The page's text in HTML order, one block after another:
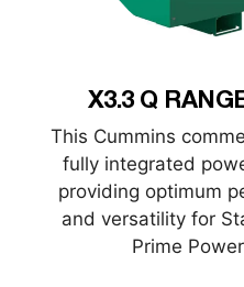
X3.3 Q
This Cummins
fully integrated
providing optimum
and versatility for
Prime